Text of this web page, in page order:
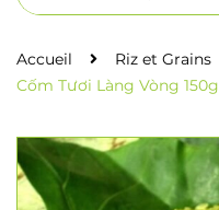
Accueil Riz et Grains
Cốm Tươi Làng Vòng 150g